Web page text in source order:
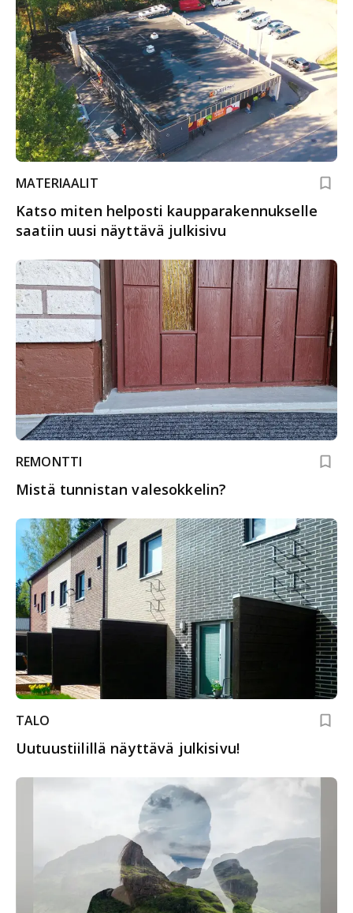
MATERIAALIT
Katso miten helposti kaupparakennukselle
saatiin uusi näyttävä julkisivu
REMONTTI
Mistä tunnistan valesokkelin?
TALO
Uutuustiilillä näyttävä julkisivu!